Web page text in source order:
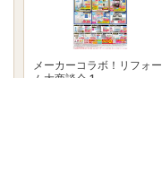
メーカーコラボ！リフォー
ム大商談会 1